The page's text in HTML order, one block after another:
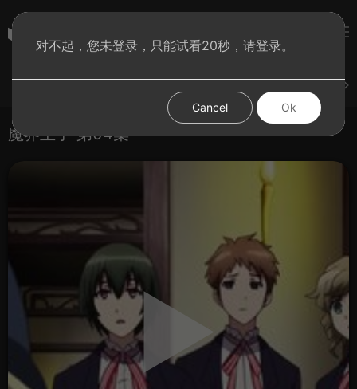
魔界王子 第04集
对不起，您未登录，只能试看20秒，请登录。
Cancel Ok